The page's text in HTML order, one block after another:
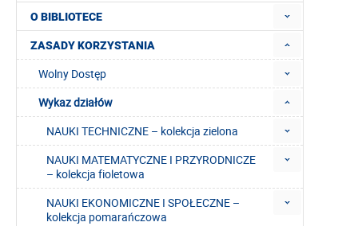
O BIBLIOTECE
ZASADY KORZYSTANIA
Wolny Dostęp
Wykaz działów
NAUKI TECHNICZNE – kolekcja zielona
NAUKI MATEMATYCZNE I PRZYRODNICZE
– kolekcja fioletowa
NAUKI EKONOMICZNE I SPOŁECZNE –
kolekcja pomarańczowa